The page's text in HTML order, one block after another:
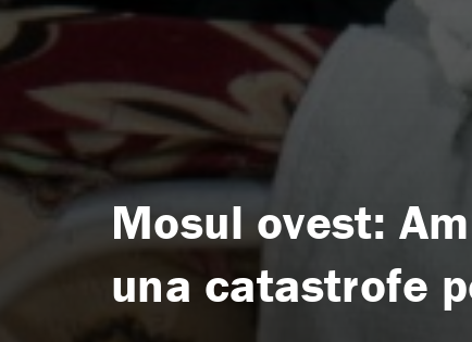
Mosul ovest:
una catastrofe